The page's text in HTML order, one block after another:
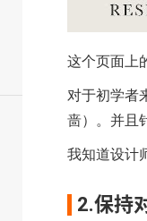
这个页面上
对于初学者
啬）。并且
我知道设计
2.保持